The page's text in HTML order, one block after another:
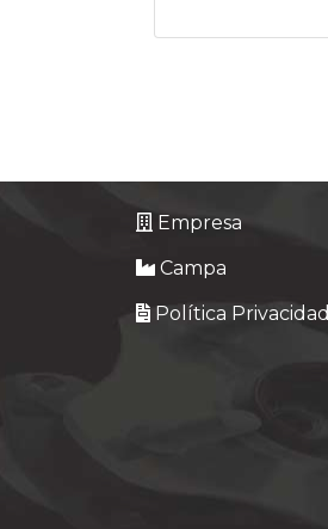
Empresa
Campa
Política Privacidad